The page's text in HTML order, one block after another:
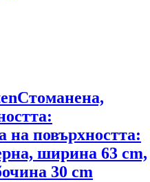
Стоманена,
на повърхността:
ширина 63 cm,
30 cm